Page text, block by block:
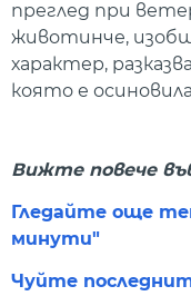
преглед при
животинче,
характер,
която е
Вижте повече
Гледайте още
минути"
Чуйте